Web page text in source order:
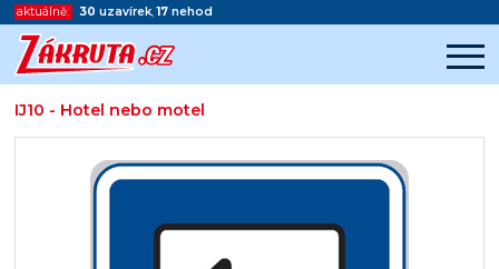
aktuálně: 30 uzavírek,17 nehod
IJ10 - Hotel nebo motel
Začátek reklamy
Konec reklamy